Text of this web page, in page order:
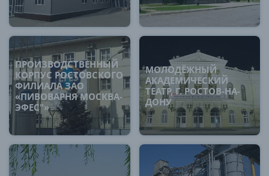
ПРОИЗВОДСТВЕННЫЙ
КОРПУС РОСТОВСКОГО
ФИЛИАЛА ЗАО
«ПИВОВАРНЯ МОСКВА-
ЭФЕС"»
МОЛОДЁЖНЫЙ
АКАДЕМИЧЕСКИЙ
ТЕАТР, Г. РОСТОВ-НА-
ДОНУ